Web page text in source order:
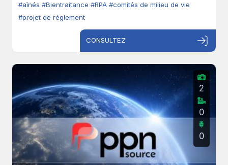
#aînés #Bientraitance #RPA #comités de milieu de vie
#projet de règlement
CONSULTEZ
2
0
0